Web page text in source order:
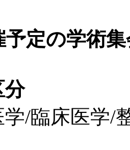
予定の学術
分
医学/整